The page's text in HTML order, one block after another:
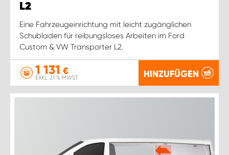
L2
Eine Fahrzeugeinrichtung mit leicht zugänglichen
Schubladen für reibungsloses Arbeiten im Ford
Custom & VW Transporter L2.
1 131 €
EXKL. 21 % MWST. HINZUFÜGEN